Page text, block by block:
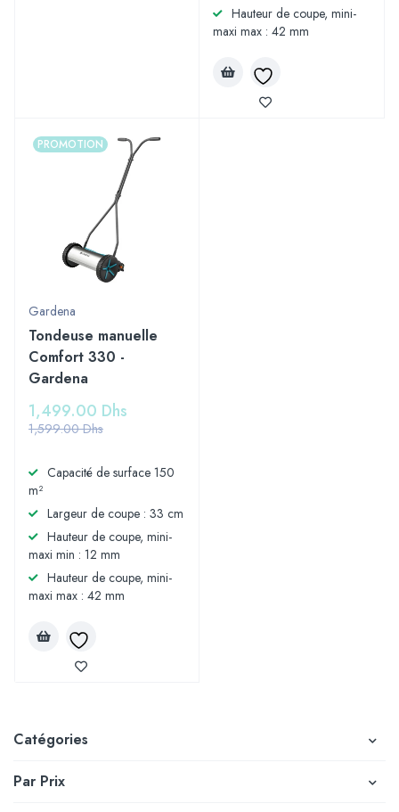
Catégories
Par Prix
Hauteur de coupe, mini-
maxi max : 42 mm
PROMOTION
Gardena
Tondeuse manuelle
Comfort 330 -
Gardena
1,599.00Dhs
1,499.00 Dhs
Capacité de surface 150
m²
Largeur de coupe : 33 cm
Hauteur de coupe, mini-
maxi min : 12 mm
Hauteur de coupe, mini-
maxi max : 42 mm